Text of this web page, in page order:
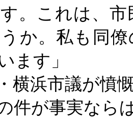
。これは、
か。私も同
ます」
横浜市議が憤
件が事実なら